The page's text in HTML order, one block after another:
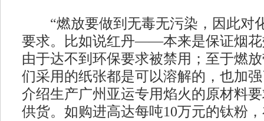
“燃放要做到无毒无污染，因此对
要求。比如说红丹——本来是保证烟花
由于达不到环保要求被禁用；至于燃
们采用的纸张都是可以溶解的，也加
介绍生产广州亚运专用焰火的原材料
供货。如购进高达每吨10万元的钛粉